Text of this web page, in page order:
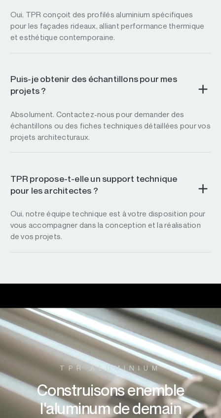
Oui, TPR conçoit des profilés aluminium spécifiques
pour les façades rideaux, alliant performance thermique
et esthétique contemporaine.
Puis-je obtenir des échantillons pour mes
projets ?
Absolument. Contactez-nous pour demander des
échantillons ou des fiches techniques détaillées pour vos
projets architecturaux.
TPR propose-t-elle un support technique
pour les architectes ?
Oui, notre équipe technique est à votre disposition pour
vous accompagner dans la conception et la réalisation
de vos projets.
TPR ALUMINIUM
Construisons enemble
l'aluminum de demain